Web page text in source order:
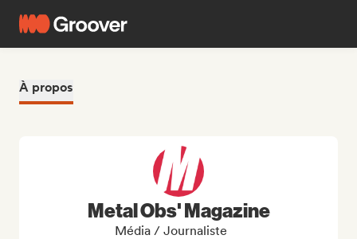
À propos
Metal Obs' Magazine
Média / Journaliste